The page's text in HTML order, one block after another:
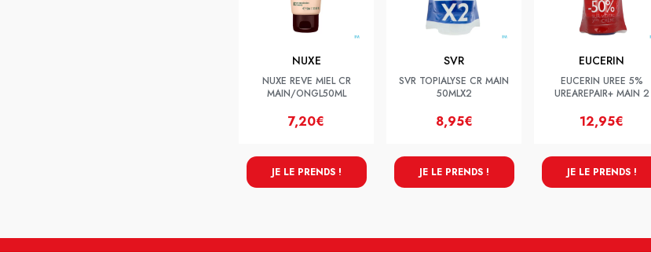
NUXE
NUXE REVE MIEL CR
MAIN/ONGL50ML
7,20€
JE LE PRENDS !
SVR
SVR TOPIALYSE CR MAIN
50MLX2
8,95€
JE LE PRENDS !
EUCERIN
EUCERIN UREE 5%
UREAREPAIR+ MAIN 2
12,95€
JE LE PRENDS !